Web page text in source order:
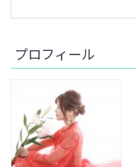
プロフィール